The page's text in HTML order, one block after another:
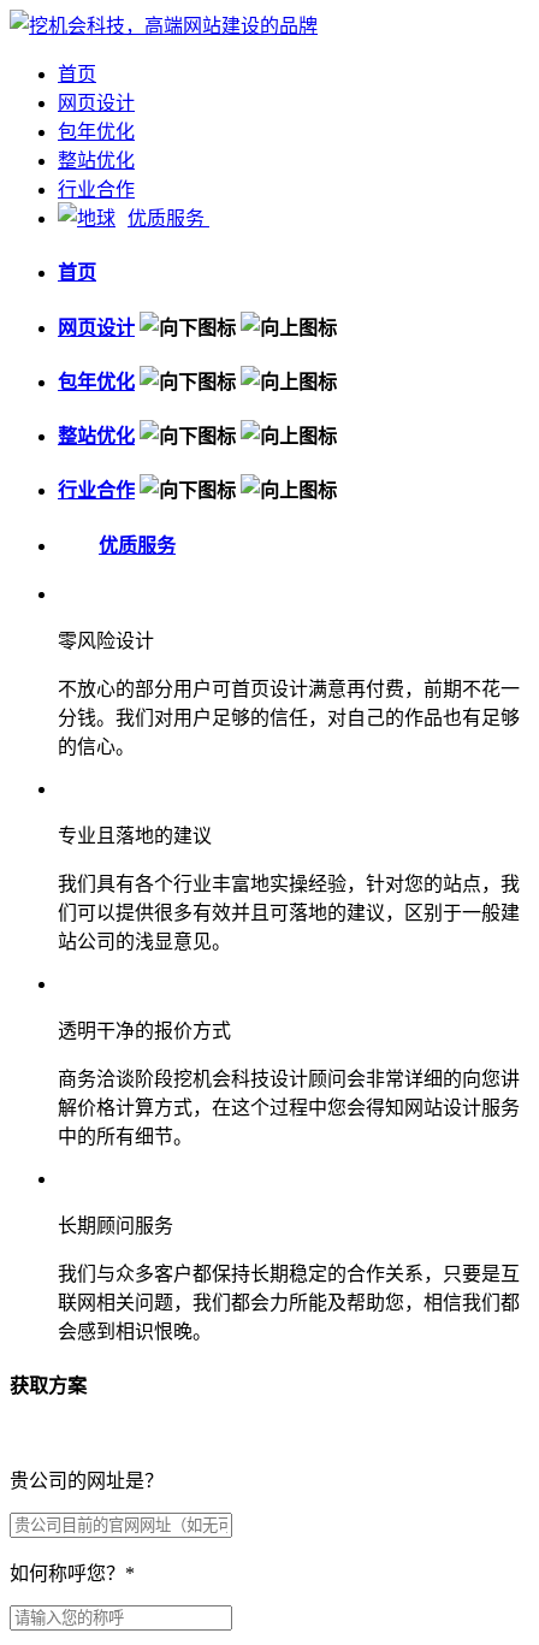
首页
网页设计
包年优化
整站优化
行业合作
优质服务
首页
网页设计
包年优化
整站优化
行业合作
优质服务
零风险设计
不放心的部分用户可首页设计满意再付费，前期不花一
分钱。我们对用户足够的信任，对自己的作品也有足够
的信心。
专业且落地的建议
我们具有各个行业丰富地实操经验，针对您的站点，我
们可以提供很多有效并且可落地的建议，区别于一般建
站公司的浅显意见。
透明干净的报价方式
商务洽谈阶段挖机会科技设计顾问会非常详细的向您讲
解价格计算方式，在这个过程中您会得知网站设计服务
中的所有细节。
长期顾问服务
我们与众多客户都保持长期稳定的合作关系，只要是互
联网相关问题，我们都会力所能及帮助您，相信我们都
会感到相识恨晚。
获取方案
贵公司的网址是？
如何称呼您？ *